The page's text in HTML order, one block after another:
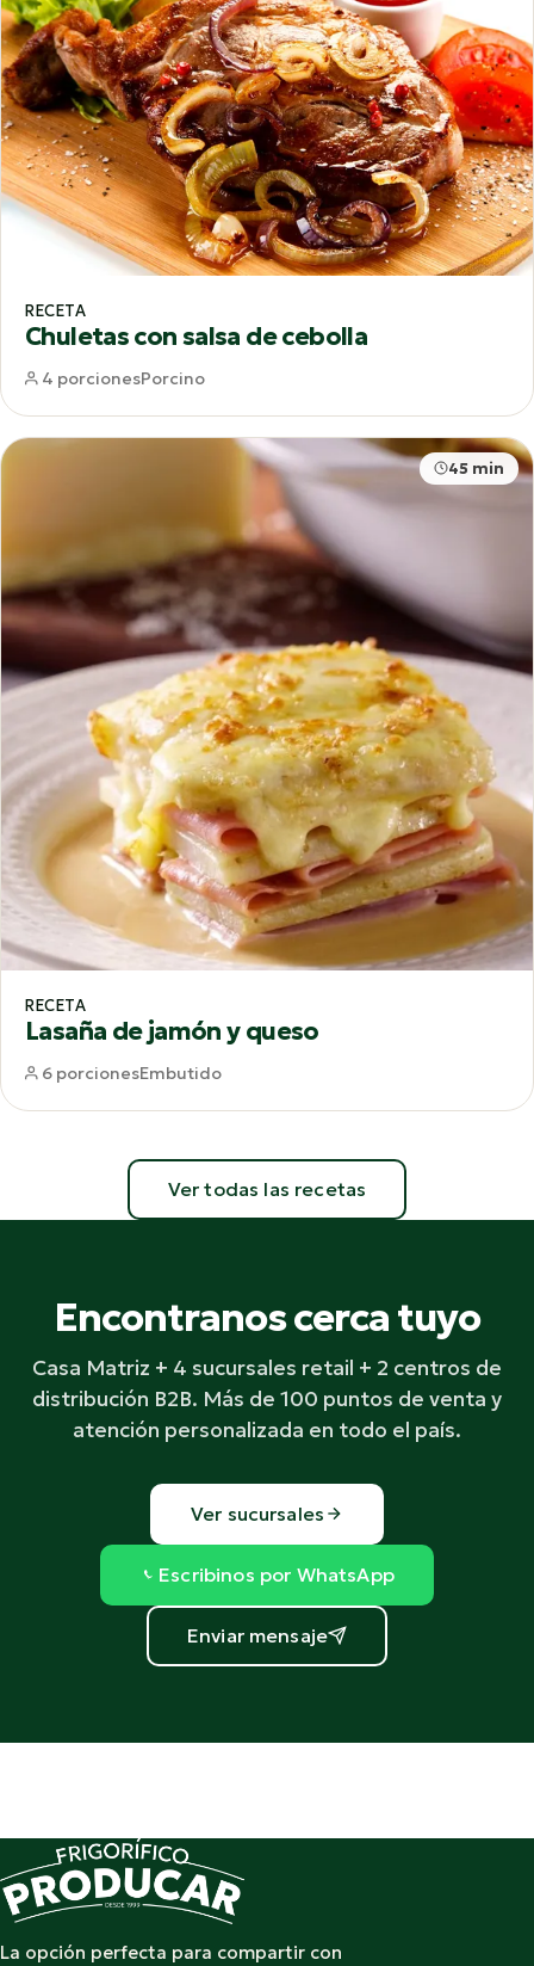
RECETA
Chuletas con salsa de cebolla
4 porcionesPorcino
45 min
RECETA
Lasaña de jamón y queso
6 porcionesEmbutido
Ver todas las recetas
Encontranos cerca tuyo
Casa Matriz + 4 sucursales retail + 2 centros de
distribución B2B. Más de 100 puntos de venta y
atención personalizada en todo el país.
Ver sucursales
Escribinos por WhatsApp
Enviar mensaje
La opción perfecta para compartir con